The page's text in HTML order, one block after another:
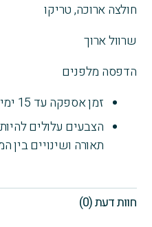
חולצה ארוכה, טריקו
שרוול ארוך
הדפסה מלפנים
זמן אספקה עד 15 ימי עסקים
הצבעים עלולים
תאורה ושינויים בין
חוות דעת (0)